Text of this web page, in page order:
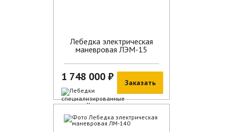
Лебедка электрическая
маневровая ЛЭМ-15
1 748 000 ₽
В наличии
Заказать